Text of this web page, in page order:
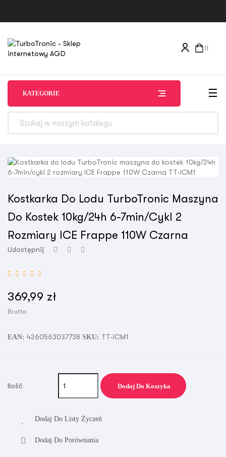
0
KATEGORIE ☰
Kostkarka Do Lodu TurboTronic Maszyna
Do Kostek 10kg/24h 6-7min/cykl 2
Rozmiary ICE Frappe 110W Czarna
Udostępnij
369,99 zł
Brutto
EAN: 4260563037738 SKU: TT-ICM1
Ilość Dodaj Do Koszyka
Dodaj Do Listy Życzeń
Dodaj Do Porównania